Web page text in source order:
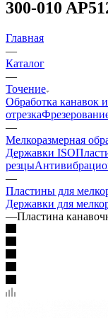
300-010
Главная
—
Каталог
—
Точение
Обработка канавок и
отрезка
—
Мелкоразмерная
Державки ISO
резцы
—
Пластины для
Державки для
—Пластина